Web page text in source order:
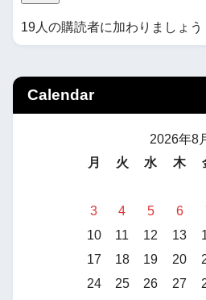
19人の購読者に加わりましょう
Calendar
2026年8
月
火 水 木
3
4 5 6
10
11 12 13
17
18 19 20
24
25 26 27